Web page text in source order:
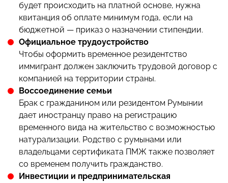
будет происходить на платной основе, нужна
квитанция об оплате минимум года, если на
бюджетной — приказ о назначении стипендии.
Официальное трудоустройство
Чтобы оформить временное резидентство
иммигрант должен заключить трудовой договор с
компанией на территории страны.
Воссоединение семьи
Брак с гражданином или резидентом Румынии
дает иностранцу право на регистрацию
временного вида на жительство с возможностью
натурализации. Родство с румынами или
владельцами сертификата ПМЖ также позволяет
со временем получить гражданство.
Инвестиции и предпринимательская